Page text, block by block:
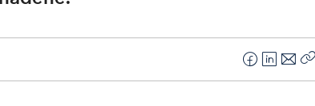
F
a
L
i
E
-